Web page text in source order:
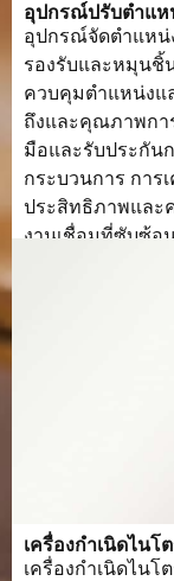
อุปกรณ์ปรับตำแห
อุปกรณ์จัดตำแหน่
รองรับและหมุนชิ้
ควบคุมตำแหน่งแ
ถึงและคุณภาพกา
มือและรับประกัน
กระบวนการ การ
ประสิทธิภาพและ
งานเชื่อมที่ซับซ้อ
เครื่องกำเนิดไนโ
เครื่องกำเนิดไน